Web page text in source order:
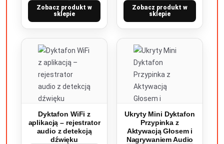
Zobacz produkt w
sklepie
Zobacz produkt w
sklepie
Dyktafon WiFi z
aplikacją – rejestrator
audio z detekcją
dźwięku
Ukryty Mini Dyktafon
Przypinka z
Aktywacją Głosem i
Nagrywaniem Audio